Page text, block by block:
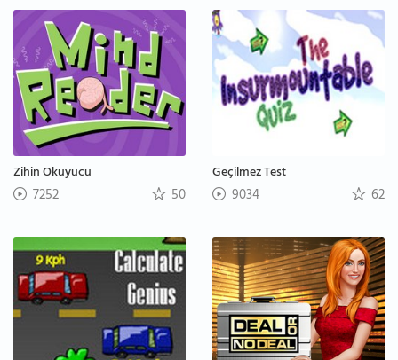
Zihin Okuyucu
7252 50
Geçilmez Test
9034 62